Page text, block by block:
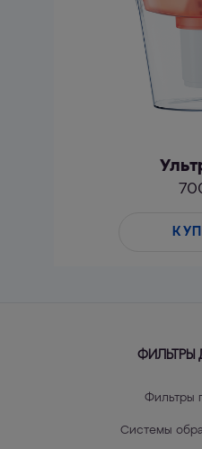
ФИЛЬТРЫ
Фильтры
Системы